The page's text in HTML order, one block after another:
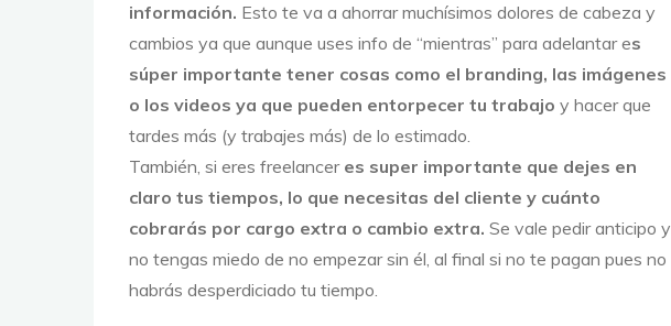
información. Esto te va a ahorrar muchísimos dolores de cabeza y
cambios ya que aunque uses info de “mientras” para adelantar es
súper importante tener cosas como el branding, las imágenes
o los videos ya que pueden entorpecer tu trabajo y hacer que
tardes más (y trabajes más) de lo estimado.
También, si eres freelancer es super importante que dejes en
claro tus tiempos, lo que necesitas del cliente y cuánto
cobrarás por cargo extra o cambio extra. Se vale pedir anticipo y
no tengas miedo de no empezar sin él, al final si no te pagan pues no
habrás desperdiciado tu tiempo.